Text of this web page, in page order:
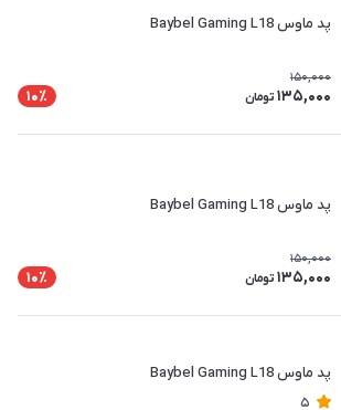
پد ماوس Baybel Gaming L18
150,000
135,000 تومان 10٪
پد ماوس Baybel Gaming L18
150,000
135,000 تومان 10٪
پد ماوس Baybel Gaming L18
5